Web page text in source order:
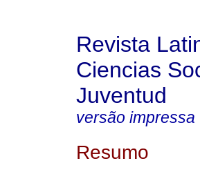
Revista
Ciencias
Juventud
versão impressa
Resumo